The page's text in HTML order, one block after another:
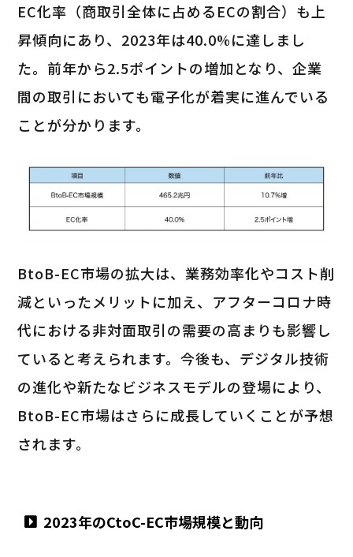
EC化率（商取引全体に占めるECの割合）も上
昇傾向にあり、2023年は40.0%に達しまし
た。前年から2.5ポイントの増加となり、企業
間の取引においても電子化が着実に進んでいる
ことが分かります。
BtoB-EC市場の拡大は、業務効率化やコスト削
減といったメリットに加え、アフターコロナ時
代における非対面取引の需要の高まりも影響し
ていると考えられます。今後も、デジタル技術
の進化や新たなビジネスモデルの登場により、
BtoB-EC市場はさらに成長していくことが予想
されます。
2023年のCtoC-EC市場規模と動向